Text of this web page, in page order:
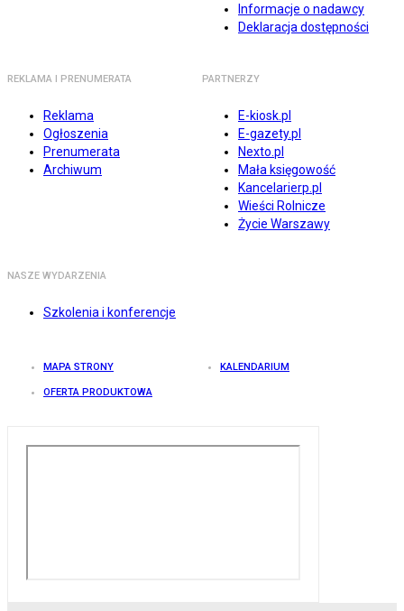
Informacje o nadawcy
Deklaracja dostępności
REKLAMA I PRENUMERATA
Reklama
Ogłoszenia
Prenumerata
Archiwum
PARTNERZY
E-kiosk.pl
E-gazety.pl
Nexto.pl
Mała księgowość
Kancelarierp.pl
Wieści Rolnicze
Życie Warszawy
NASZE WYDARZENIA
Szkolenia i konferencje
MAPA STRONY KALENDARIUM
OFERTA PRODUKTOWA